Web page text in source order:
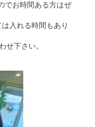
でお時間ある方はぜ
入れる時間もあり
せ下さい。